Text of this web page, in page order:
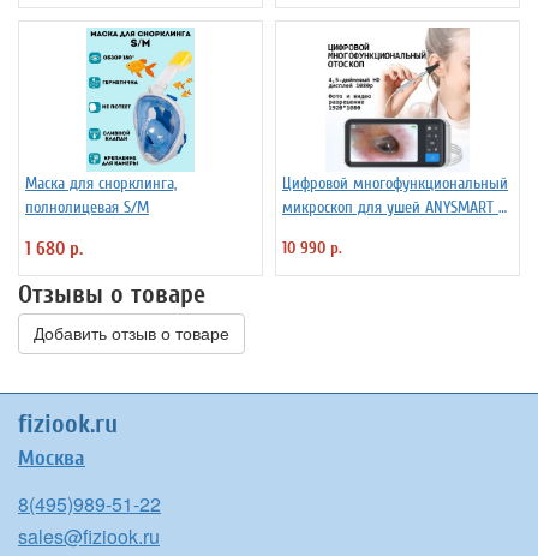
Маска для снорклинга,
полнолицевая S/M
1 680 р.
Цифровой многофункциональный
микроскоп для ушей ANYSMART N1
10 990 р.
Отзывы о товаре
Добавить отзыв о товаре
fiziook.ru
Москва
8(495)989-51-22
sales@fiziook.ru